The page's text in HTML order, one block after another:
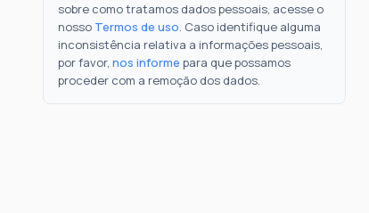
sobre como tratamos dados pessoais, acesse o
nosso Termos de uso. Caso identifique alguma
inconsistência relativa a informações pessoais,
por favor, nos informe para que possamos
proceder com a remoção dos dados.